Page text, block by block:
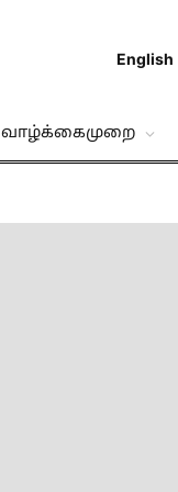
English
வாழ்க்கைமுறை